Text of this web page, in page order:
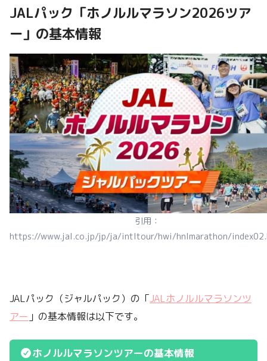
JALパック「ホノルルマラソン2026ツア
ー」の基本情報
引用：
https://www.jal.co.jp/jp/ja/intltour/hwi/hnlmarathon/
JALパック（ジャルパック）の「JALホノルルマラソンツ
アー 」の基本情報は以下です。
ホノルルマラソンツアーの基本情報